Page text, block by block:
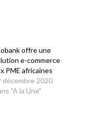
offre une
e-commerce
PME africaines
décembre 2020
"A la Une"